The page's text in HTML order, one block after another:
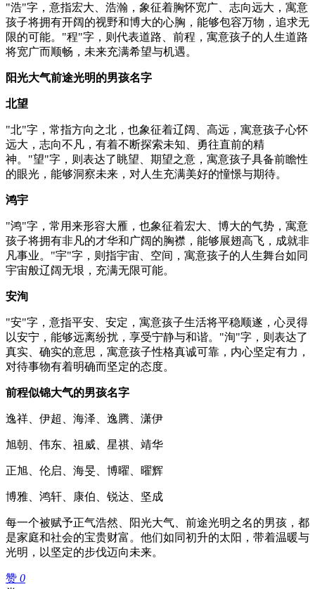
"浩"字，意指宏大、浩瀚，象征着胸怀宽广、志向远大，寓意
孩子将拥有开阔的视野和博大的心胸，能够包容万物，追求无
限的可能。"程"字，则代表道路、前程，寓意孩子的人生道路
将宽广而顺畅，未来充满希望与机遇。
阳光大气前途光明的男孩名字
北望
"北"字，常指方向之北，也象征着辽阔、高远，寓意孩子心怀
远大，志向不凡，有着不断探索未知、勇往直前的精
神。"望"字，则表达了眺望、期望之意，寓意孩子具备前瞻性
的眼光，能够洞察未来，对人生充满美好的憧憬与期待。
鸿宇
"鸿"字，常用来形容大雁，也象征着宏大、博大的气势，寓意
孩子将拥有非凡的才华和广阔的胸襟，能够展翅高飞，成就非
凡事业。"宇"字，则指宇宙、空间，寓意孩子的人生舞台如同
宇宙般辽阔无垠，充满无限可能。
安洵
"安"字，意指平安、安定，寓意孩子生活将平稳顺遂，心灵得
以安宁，能够远离纷扰，享受宁静与和谐。"洵"字，则表达了
真实、确实的意思，寓意孩子性格真诚可靠，内心坚定有力，
对待事物有着明确而坚定的态度。
前程似锦大气的男孩名字
逸祥、伊超、海泽、逸腾、潇伊
旭朝、伟东、祖威、星祺、靖华
正旭、伦启、海旻、博曜、曜辉
博雅、鸿轩、康伯、锐达、坚成
每一个被赋予正气浩然、阳光大气、前途光明之名的男孩，都
是家庭和社会的宝贵财富。他们如同初升的太阳，带着温暖与
光明，以坚定的步伐迈向未来。
赞 0